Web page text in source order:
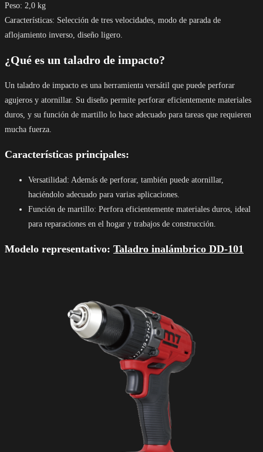
Peso: 2,0 kg
Características: Selección de tres velocidades, modo de parada de
aflojamiento inverso, diseño ligero.
¿Qué es un taladro de impacto?
Un taladro de impacto es una herramienta versátil que puede perforar
agujeros y atornillar. Su diseño permite perforar eficientemente materiales
duros, y su función de martillo lo hace adecuado para tareas que requieren
mucha fuerza.
Características principales:
Versatilidad: Además de perforar, también puede atornillar,
haciéndolo adecuado para varias aplicaciones.
Función de martillo: Perfora eficientemente materiales duros, ideal
para reparaciones en el hogar y trabajos de construcción.
Modelo representativo: Taladro inalámbrico DD-101